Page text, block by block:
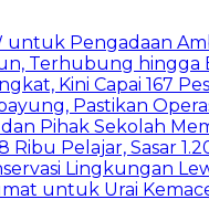
untuk Pengadaan
Terhubung hingga
Kini Capai 167
Pastikan
Pihak Sekolah
Pelajar, Sasar
Lingkungan
untuk Urai